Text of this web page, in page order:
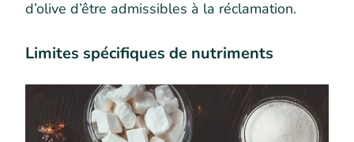
d’olive d’être admissibles à la réclamation.
Limites spécifiques de nutriments